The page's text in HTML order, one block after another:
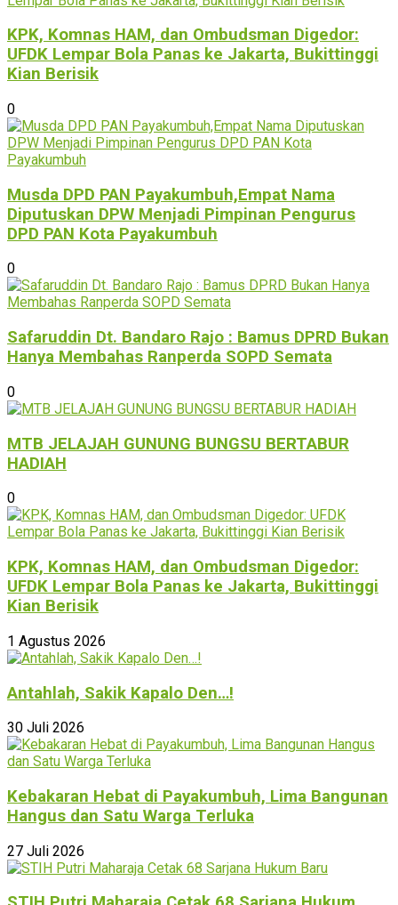
KPK, Komnas HAM, dan Ombudsman Digedor:
UFDK Lempar Bola Panas ke Jakarta, Bukittinggi
Kian Berisik
0
Musda DPD PAN Payakumbuh,Empat Nama
Diputuskan DPW Menjadi Pimpinan Pengurus
DPD PAN Kota Payakumbuh
0
Safaruddin Dt. Bandaro Rajo : Bamus DPRD Bukan
Hanya Membahas Ranperda SOPD Semata
0
MTB JELAJAH GUNUNG BUNGSU BERTABUR
HADIAH
0
KPK, Komnas HAM, dan Ombudsman Digedor:
UFDK Lempar Bola Panas ke Jakarta, Bukittinggi
Kian Berisik
1 Agustus 2026
Antahlah, Sakik Kapalo Den…!
30 Juli 2026
Kebakaran Hebat di Payakumbuh, Lima Bangunan
Hangus dan Satu Warga Terluka
27 Juli 2026